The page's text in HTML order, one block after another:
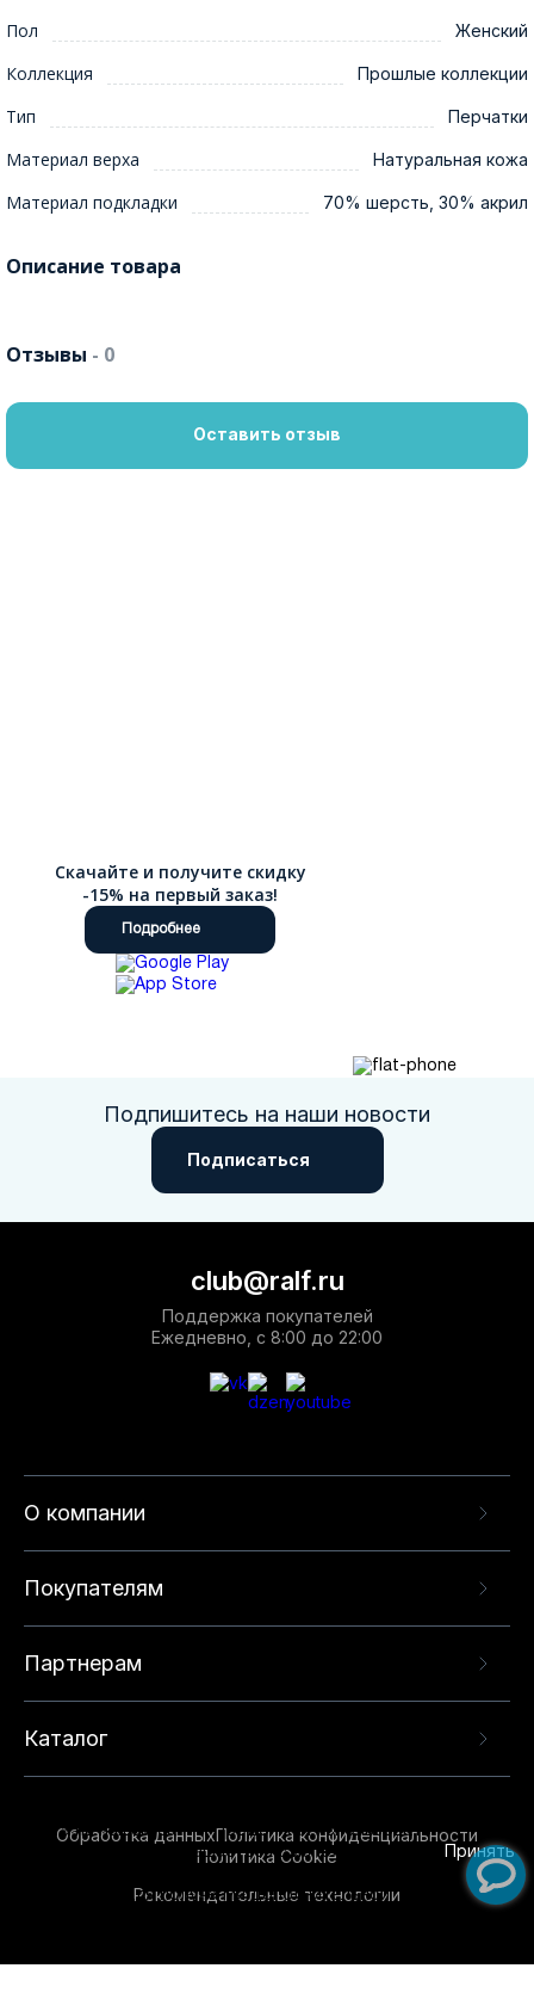
Пол Женский
Коллекция Прошлые коллекции
Тип Перчатки
Материал верха Натуральная кожа
Материал подкладки 70% шерсть, 30% акрил
Описание товара
Отзывы - 0
Оставить отзыв
Скачайте и получите скидку
-15% на первый заказ!
Подробнее
Подпишитесь на наши новости
Подписаться
О компании
Покупателям
Партнерам
Каталог
club@ralf.ru
Поддержка покупателей
Ежедневно, с 8:00 до 22:00
Обработка данныхПолитика конфиденциальности
Политика Cookie
Рекомендательные технологии
опыта на нашем сайте. Продолжая использовать
данный сайт, вы соглашаетесь с использованием
технологий. Для получения дополнительной
Принять